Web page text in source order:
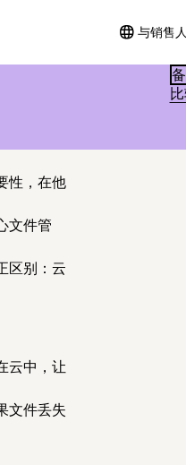
与销售
性，在他
文件管
区别：云
云中，让
文件丢失